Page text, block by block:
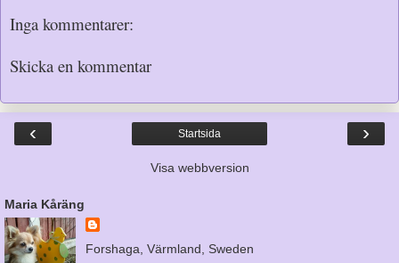
Inga kommentarer:
Skicka en kommentar
‹ ›
Startsida
Visa webbversion
Maria Kåräng
Forshaga, Värmland, Sweden